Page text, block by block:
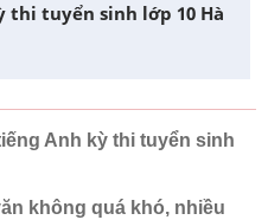
thi tuyển sinh lớp 10 Hà
Anh kỳ thi tuyển sinh
không quá khó, nhiều